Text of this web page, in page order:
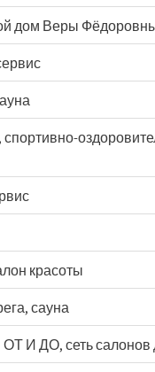
дом Веры
спортивно-
красоты
сауна
И ДО, сеть салонов